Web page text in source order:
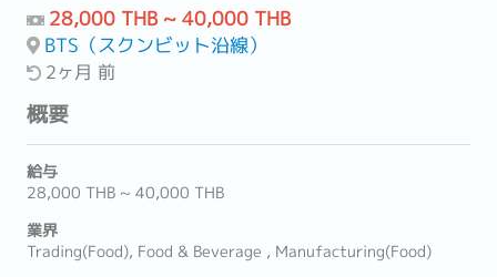
28,000 THB ~ 40,000 THB
BTS（スクンビット沿線）
2ヶ月 前
概要
給与
28,000 THB ~ 40,000 THB
業界
Trading(Food), Food & Beverage , Manufacturing(Food)